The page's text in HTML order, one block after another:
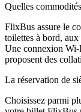
Quelles
FlixBus assure le
toilettes à bord, aux
Une connexion Wi-
proposent des
La réservation de
Choisissez parmi